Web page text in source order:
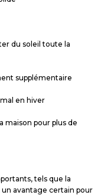
du soleil toute la
supplémentaire
en hiver
maison pour plus de
tels que la
avantage certain pour